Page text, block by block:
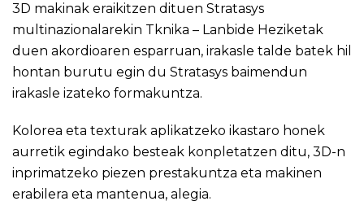
3D makinak eraikitzen dituen Stratasys
multinazionalarekin Tknika – Lanbide Heziketak
duen akordioaren esparruan, irakasle talde batek hil
hontan burutu egin du Stratasys baimendun
irakasle izateko formakuntza.
Kolorea eta texturak aplikatzeko ikastaro honek
aurretik egindako besteak konpletatzen ditu, 3D-n
inprimatzeko piezen prestakuntza eta makinen
erabilera eta mantenua, alegia.